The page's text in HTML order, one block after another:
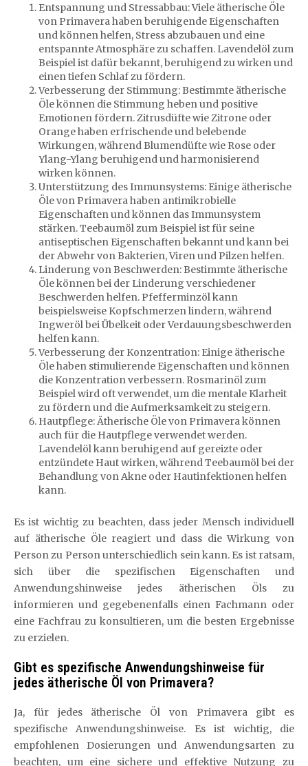
Entspannung und Stressabbau: Viele ätherische Öle
von Primavera haben beruhigende Eigenschaften
und können helfen, Stress abzubauen und eine
entspannte Atmosphäre zu schaffen. Lavendelöl zum
Beispiel ist dafür bekannt, beruhigend zu wirken und
einen tiefen Schlaf zu fördern.
Verbesserung der Stimmung: Bestimmte ätherische
Öle können die Stimmung heben und positive
Emotionen fördern. Zitrusdüfte wie Zitrone oder
Orange haben erfrischende und belebende
Wirkungen, während Blumendüfte wie Rose oder
Ylang-Ylang beruhigend und harmonisierend
wirken können.
Unterstützung des Immunsystems: Einige ätherische
Öle von Primavera haben antimikrobielle
Eigenschaften und können das Immunsystem
stärken. Teebaumöl zum Beispiel ist für seine
antiseptischen Eigenschaften bekannt und kann bei
der Abwehr von Bakterien, Viren und Pilzen helfen.
Linderung von Beschwerden: Bestimmte ätherische
Öle können bei der Linderung verschiedener
Beschwerden helfen. Pfefferminzöl kann
beispielsweise Kopfschmerzen lindern, während
Ingweröl bei Übelkeit oder Verdauungsbeschwerden
helfen kann.
Verbesserung der Konzentration: Einige ätherische
Öle haben stimulierende Eigenschaften und können
die Konzentration verbessern. Rosmarinöl zum
Beispiel wird oft verwendet, um die mentale Klarheit
zu fördern und die Aufmerksamkeit zu steigern.
Hautpflege: Ätherische Öle von Primavera können
auch für die Hautpflege verwendet werden.
Lavendelöl kann beruhigend auf gereizte oder
entzündete Haut wirken, während Teebaumöl bei der
Behandlung von Akne oder Hautinfektionen helfen
kann.
Es ist wichtig zu beachten, dass jeder Mensch individuell
auf ätherische Öle reagiert und dass die Wirkung von
Person zu Person unterschiedlich sein kann. Es ist ratsam,
sich über die spezifischen Eigenschaften und
Anwendungshinweise jedes ätherischen Öls zu
informieren und gegebenenfalls einen Fachmann oder
eine Fachfrau zu konsultieren, um die besten Ergebnisse
zu erzielen.
Gibt es spezifische Anwendungshinweise für
jedes ätherische Öl von Primavera?
Ja, für jedes ätherische Öl von Primavera gibt es
spezifische Anwendungshinweise. Es ist wichtig, die
empfohlenen Dosierungen und Anwendungsarten zu
beachten, um eine sichere und effektive Nutzung zu